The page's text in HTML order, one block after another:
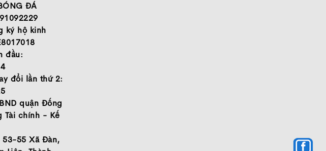
ĐÁ
ký hộ kinh
đầu:
đổi lần thứ 2:
quận Đống
Tài chính - Kế
55 Xã Đàn,